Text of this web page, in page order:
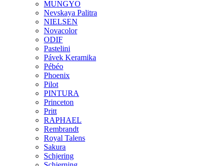
MUNGYO
Nevskaya Palitra
NIELSEN
Novacolor
ODIF
Pastelini
Pávek Keramika
Pébéo
Phoenix
Pilot
PINTURA
Princeton
Pritt
RAPHAEL
Rembrandt
Royal Talens
Sakura
Schjering